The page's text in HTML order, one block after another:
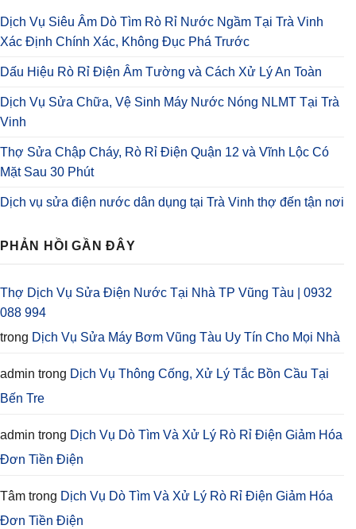
Dịch Vụ Siêu Âm Dò Tìm Rò Rỉ Nước Ngầm Tại Trà Vinh
Xác Định Chính Xác, Không Đục Phá Trước
Dấu Hiệu Rò Rỉ Điện Âm Tường và Cách Xử Lý An Toàn
Dịch Vụ Sửa Chữa, Vệ Sinh Máy Nước Nóng NLMT Tại Trà
Vinh
Thợ Sửa Chập Cháy, Rò Rỉ Điện Quận 12 và Vĩnh Lộc Có
Mặt Sau 30 Phút
Dịch vụ sửa điện nước dân dụng tại Trà Vinh thợ đến tận nơi
PHẢN HỒI GẦN ĐÂY
Thợ Dịch Vụ Sửa Điện Nước Tại Nhà TP Vũng Tàu | 0932
088 994
trong Dịch Vụ Sửa Máy Bơm Vũng Tàu Uy Tín Cho Mọi Nhà
admin trong Dịch Vụ Thông Cống, Xử Lý Tắc Bồn Cầu Tại
Bến Tre
admin trong Dịch Vụ Dò Tìm Và Xử Lý Rò Rỉ Điện Giảm Hóa
Đơn Tiền Điện
Tâm trong Dịch Vụ Dò Tìm Và Xử Lý Rò Rỉ Điện Giảm Hóa
Đơn Tiền Điện